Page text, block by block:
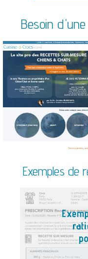
Besoin
Exemples de